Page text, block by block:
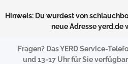
Hinweis: Du wurdest von
neue Adresse yerd.de
Fragen? Das YERD Service-
und 13-17 Uhr für Sie